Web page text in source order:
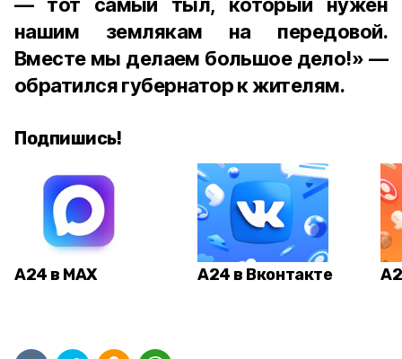
нашим землякам на передовой.
Вместе мы делаем большое дело!» —
обратился губернатор к жителям.
Подпишись!
А24 в MAX А24 в Вконтакте